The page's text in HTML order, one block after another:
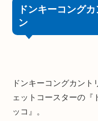
ドンキーコング
ン
ドンキーコングカント
ェットコースターの『
ッコ』。